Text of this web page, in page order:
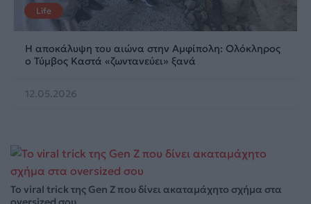
Life
Η αποκάλυψη του αιώνα στην Αμφίπολη: Ολόκληρος
ο Τύμβος Καστά «ζωντανεύει» ξανά
12.05.2026
Το viral trick της Gen Z που δίνει ακαταμάχητο σχήμα στα